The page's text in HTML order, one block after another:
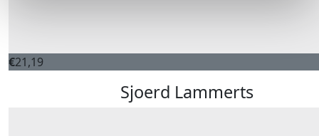
€21,19
Sjoerd Lammerts